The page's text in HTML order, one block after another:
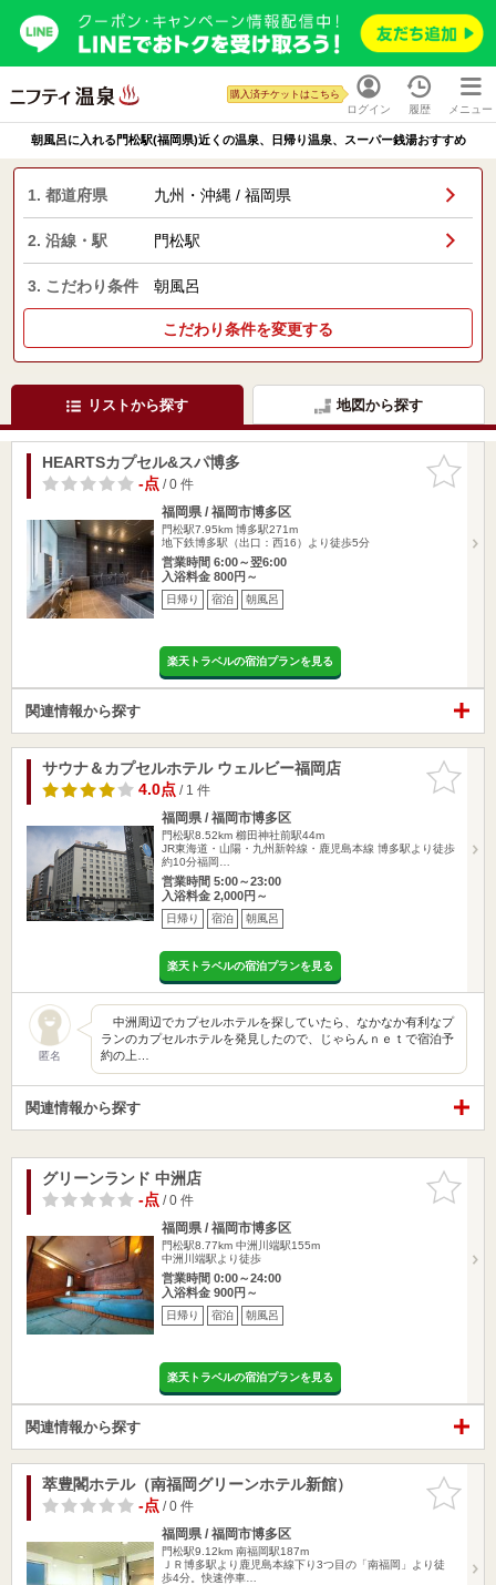
ログイン
購入済チケットはこちら
履歴 メニュー
朝風呂に入れる門松駅(福岡県)近くの温泉、日帰り温泉、スーパー銭湯おすすめ
1. 都道府県 九州・沖縄 / 福岡県
2. 沿線・駅 門松駅
3. こだわり条件 朝風呂
こだわり条件を変更する
リストから探す 地図から探す
お気に入
りに追加
HEARTSカプセル&スパ博多
-点/ 0 件
福岡県 / 福岡市博多区
門松駅7.95km 博多駅271m
地下鉄博多駅（出口：西16）より徒歩5分
営業時間 6:00～翌6:00
入浴料金 800円～
日帰り 宿泊 朝風呂
楽天トラベルの宿泊プランを見る
関連情報から探す
お気に入
りに追加
サウナ＆カプセルホテル ウェルビー福岡店
4.0点/ 1 件
福岡県 / 福岡市博多区
門松駅8.52km 櫛田神社前駅44m
JR東海道・山陽・九州新幹線・鹿児島本線 博多駅より徒歩
約10分福岡…
営業時間 5:00～23:00
入浴料金 2,000円～
日帰り 宿泊 朝風呂
楽天トラベルの宿泊プランを見る
匿名
中洲周辺でカプセルホテルを探していたら、なかなか有利なプ
ランのカプセルホテルを発見したので、じゃらんｎｅｔで宿泊予
約の上…
関連情報から探す
お気に入
りに追加
グリーンランド 中洲店
-点/ 0 件
福岡県 / 福岡市博多区
門松駅8.77km 中洲川端駅155m
中洲川端駅より徒歩
営業時間 0:00～24:00
入浴料金 900円～
日帰り 宿泊 朝風呂
楽天トラベルの宿泊プランを見る
関連情報から探す
お気に入
りに追加
萃豊閣ホテル（南福岡グリーンホテル新館）
-点/ 0 件
福岡県 / 福岡市博多区
門松駅9.12km 南福岡駅187m
ＪＲ博多駅より鹿児島本線下り3つ目の「南福岡」より徒
歩4分。快速停車…